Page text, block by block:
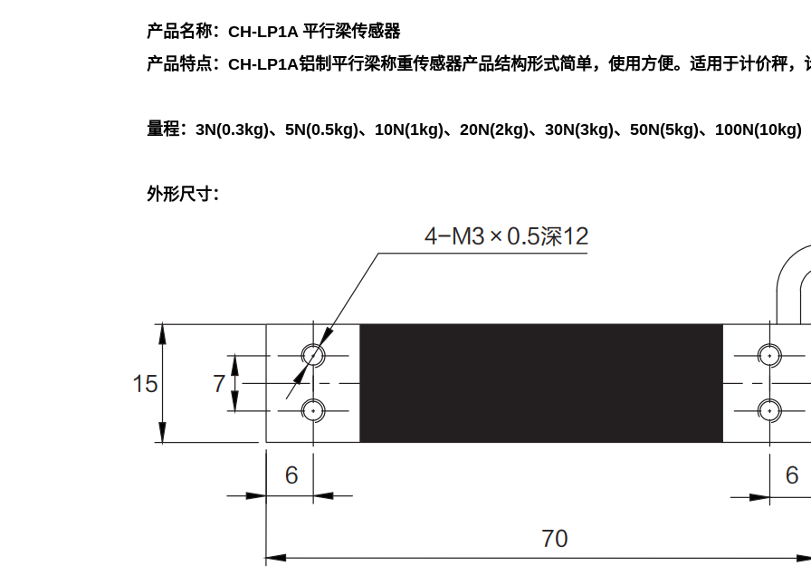
产品名称： CH-LP1A 平行梁传感器
产品特点： CH-LP1A铝制平行梁称重传感器产品结构形式简单，使用方便。适用于计价秤，
量程： 3N(0.3kg)、5N(0.5kg)、10N(1kg)、20N(2kg)、30N(3kg)、50N(5kg)、100N(10kg)
外形尺寸：